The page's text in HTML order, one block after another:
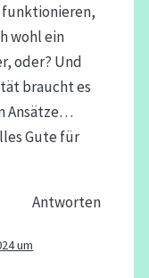
funktionieren,
wohl ein
oder? Und
braucht es
Ansätze…
Gute für
Antworten
um